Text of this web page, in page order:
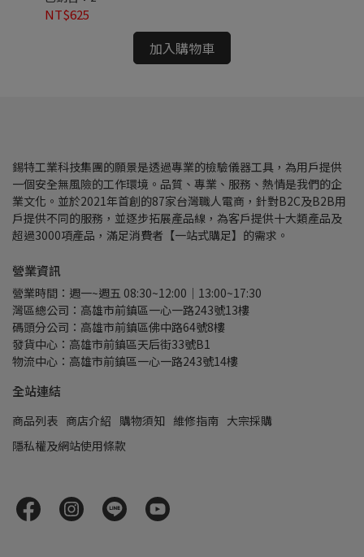
NT$625
加入購物車
錫特工業科技集團的願景是透過專業的檢驗儀器工具，為用戶提供
一個安全無風險的工作環境。品質、專業、服務、熱情是我們的企
業文化。並於2021年首創的87家台灣職人電商，針對B2C及B2B用
戶提供不同的服務，並逐步拓展產品線，為客戶提供十大類產品及
超過3000項產品，滿足消費者【一站式購足】的需求。
營業資訊
營業時間：週一~週五 08:30~12:00｜13:00~17:30
灣區總公司：高雄市前鎮區一心一路243號13樓
碼頭分公司：高雄市前鎮區佛中路64號8樓
發貨中心：高雄市前鎮區天后街33號B1
物流中心：高雄市前鎮區一心一路243號14樓
全站連結
商品列表 商店介紹 購物須知 維修指南 大宗採購
隱私權及網站使用條款